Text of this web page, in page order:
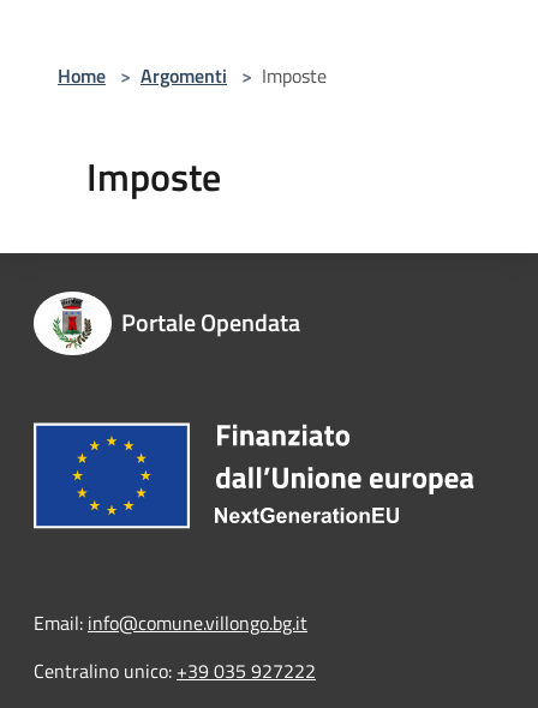
Home > Argomenti > Imposte
Imposte
Portale Opendata
Email: info@comune.villongo.bg.it
Centralino unico: +39 035 927222